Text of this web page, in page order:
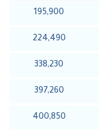
195,900
224,490
338,230
397,260
400,850